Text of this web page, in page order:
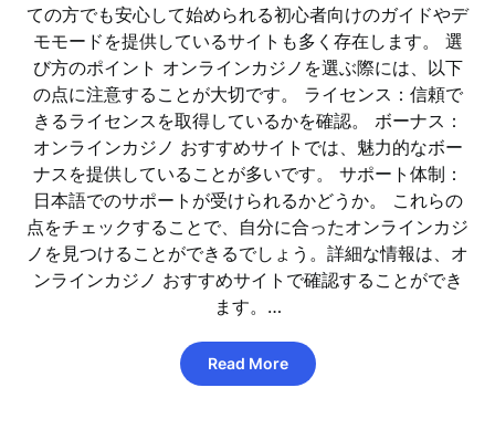
ての方でも安心して始められる初心者向けのガイドやデ
モモードを提供しているサイトも多く存在します。 選
び方のポイント オンラインカジノを選ぶ際には、以下
の点に注意することが大切です。 ライセンス：信頼で
きるライセンスを取得しているかを確認。 ボーナス：
オンラインカジノ おすすめサイトでは、魅力的なボー
ナスを提供していることが多いです。 サポート体制：
日本語でのサポートが受けられるかどうか。 これらの
点をチェックすることで、自分に合ったオンラインカジ
ノを見つけることができるでしょう。詳細な情報は、オ
ンラインカジノ おすすめサイトで確認することができ
ます。…
Read More